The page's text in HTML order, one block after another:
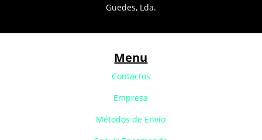
Guedes, Lda.
Menu
Contactos
Empresa
Métodos de Envio